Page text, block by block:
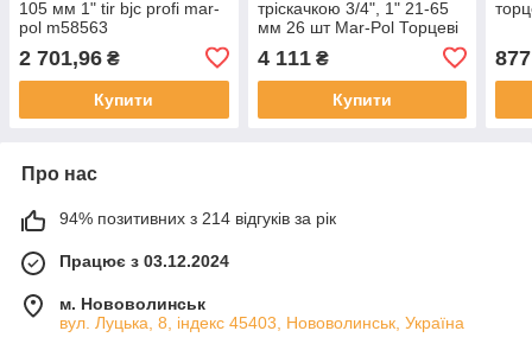
105 мм 1" tir bjc profi mar-
pol m58563
2 701,96 ₴
Купити
тріскачкою 3/4", 1" 21-65
мм 26 шт Mar-Pol Торцеві
4 111₴
Купити
877
Про нас
94% позитивних з 214 відгуків за рік
Працює з 03.12.2024
м. Нововолинськ
вул. Луцька, 8, індекс 45403, Нововолинськ, Україна